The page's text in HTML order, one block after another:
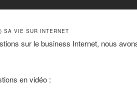
SA VIE SUR INTERNET
sur le business Internet, nous
en vidéo :